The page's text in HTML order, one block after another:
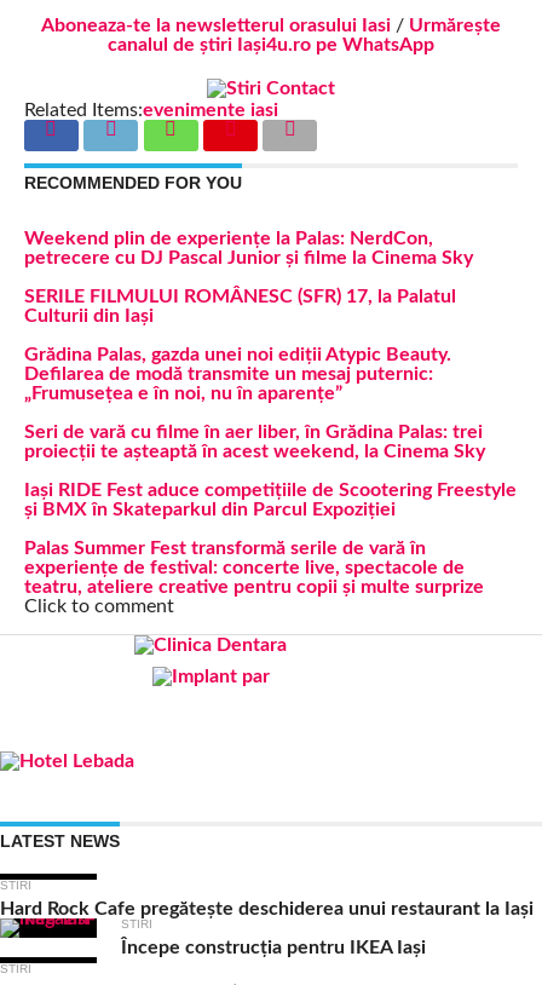
Aboneaza-te la newsletterul orasului Iasi/ Urmărește
canalul de știri Iași4u.ro pe WhatsApp
Related Items:evenimente iasi
RECOMMENDED FOR YOU
Weekend plin de experiențe la Palas: NerdCon,
petrecere cu DJ Pascal Junior și filme la Cinema Sky
SERILE FILMULUI ROMÂNESC (SFR) 17, la Palatul
Culturii din Iași
Grădina Palas, gazda unei noi ediții Atypic Beauty.
Defilarea de modă transmite un mesaj puternic:
„Frumusețea e în noi, nu în aparențe”
Seri de vară cu filme în aer liber, în Grădina Palas: trei
proiecții te așteaptă în acest weekend, la Cinema Sky
Iași RIDE Fest aduce competițiile de Scootering Freestyle
și BMX în Skateparkul din Parcul Expoziției
Palas Summer Fest transformă serile de vară în
experiențe de festival: concerte live, spectacole de
teatru, ateliere creative pentru copii și multe surprize
Click to comment
LATEST NEWS
STIRI
Hard Rock Cafe pregătește deschiderea unui restaurant la Iași
STIRI
Începe construcția pentru IKEA Iași
STIRI